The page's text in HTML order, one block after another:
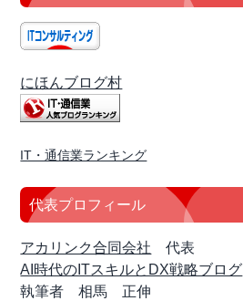
にほんブログ村
IT・通信業ランキング
代表プロフィール
アカリンク合同会社 代表
AI時代のITスキルとDX戦略ブログ
執筆者 相馬 正伸